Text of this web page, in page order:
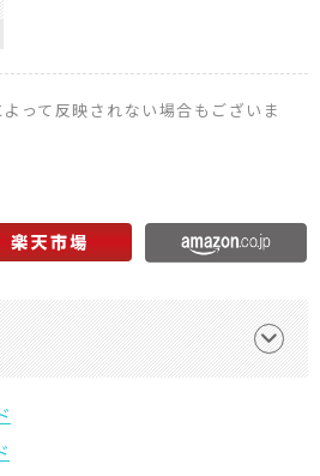
って反映されない場合もございま